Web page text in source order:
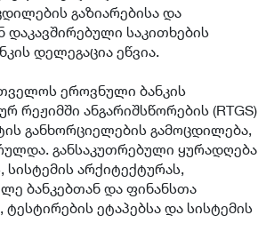
გაზიარებისა და
დაკავშირებული საკითხების
დელეგაცია ეწვია.
ეროვნული ბანკის
რეჟიმში ანგარიშსწორების (RTGS)
განხორციელების გამოცდილება,
განსაკუთრებული ყურადღება
არქიტექტურას,
ბანკებთან და ფინანსთა
ეტაპებსა და სისტემის